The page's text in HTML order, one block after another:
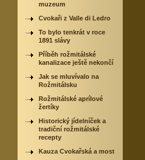
muzeum
Cvokaři z Valle di Ledro
To bylo tenkrát v roce
1891 slávy
Příběh rožmitálské
kanalizace ještě nekončí
Jak se mluvívalo na
Rožmitálsku
Rožmitálské aprílové
žertíky
Historický jídelníček a
tradiční rožmitálské
recepty
Kauza Cvokařská a most